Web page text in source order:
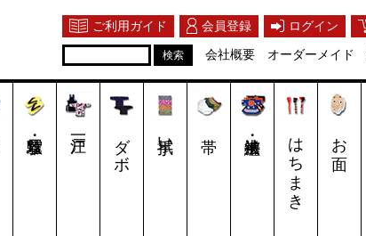
ご利用ガイド 会員登録 ログイン
会社概要 オーダーメイド
ダボ 手拭い はちまき お面